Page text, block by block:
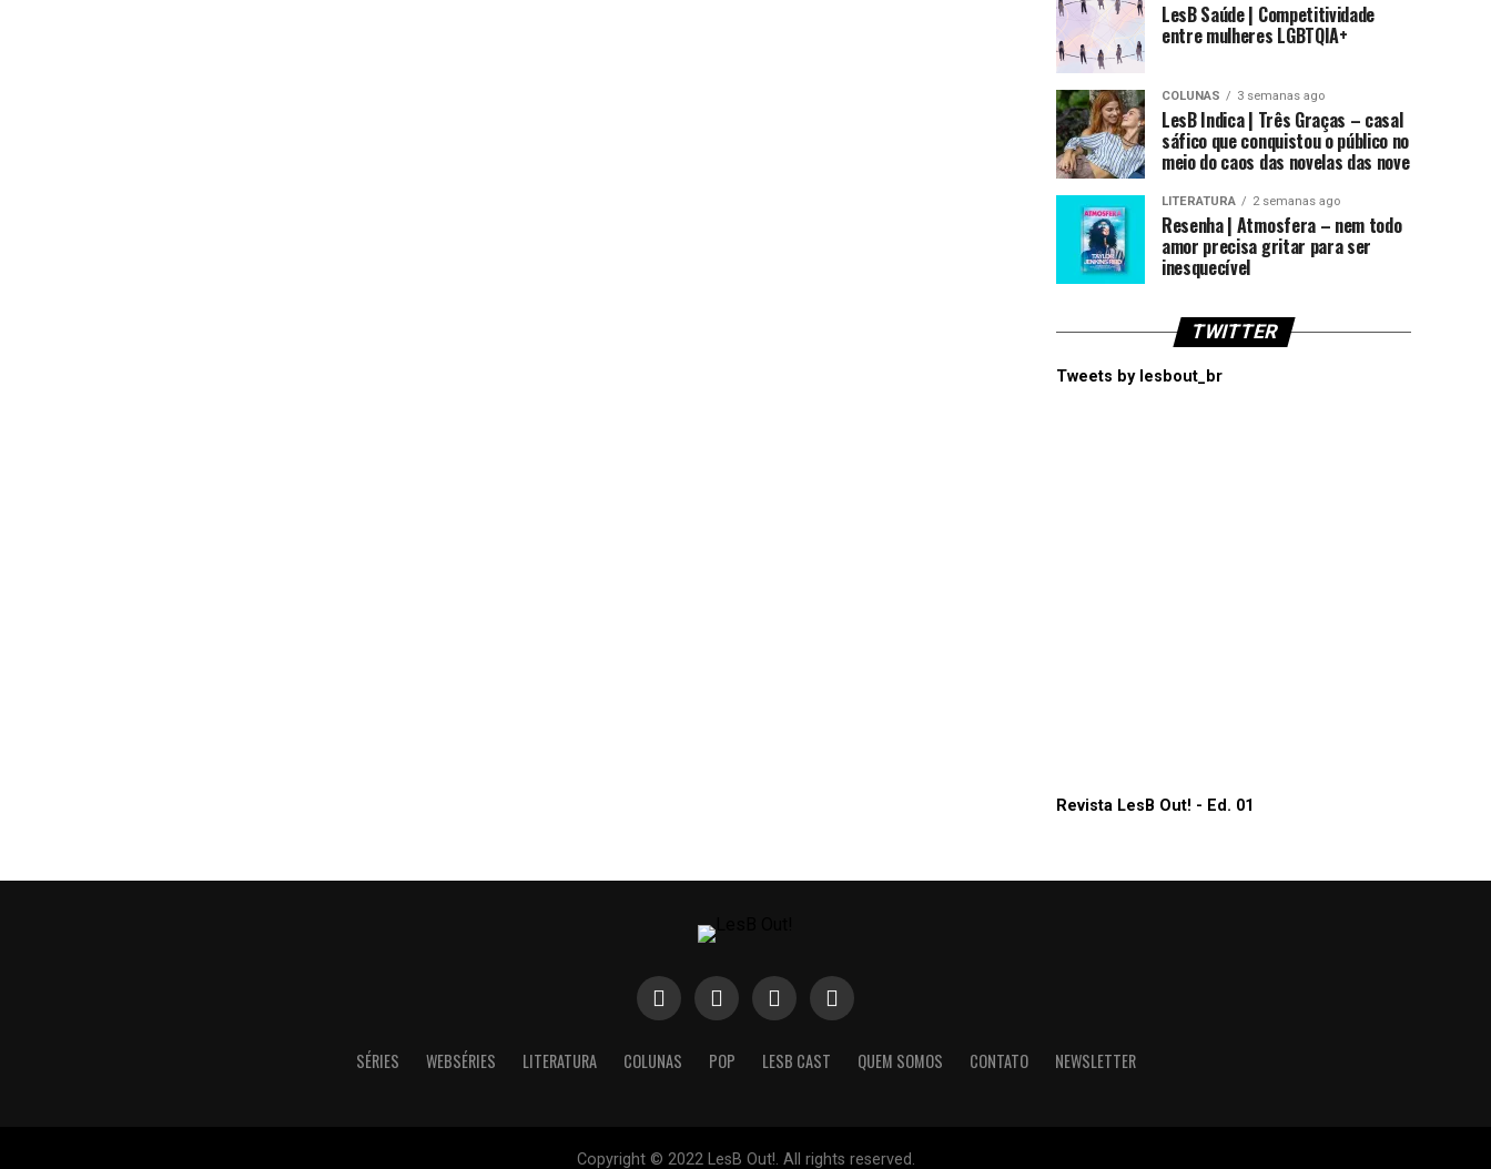
LesB Saúde | Competitividade
entre mulheres LGBTQIA+
COLUNAS 3 semanas ago
LesB Indica | Três Graças – casal
sáfico que conquistou o público no
meio do caos das novelas das nove
LITERATURA 2 semanas ago
Resenha | Atmosfera – nem todo
amor precisa gritar para ser
inesquecível
TWITTER
Tweets by lesbout_br
Revista LesB Out! - Ed. 01
SÉRIES WEBSÉRIES LITERATURA COLUNAS POP LESB CAST QUEM SOMOS CONTATO NEWSLETTER
Copyright © 2022 LesB Out!. All rights reserved.